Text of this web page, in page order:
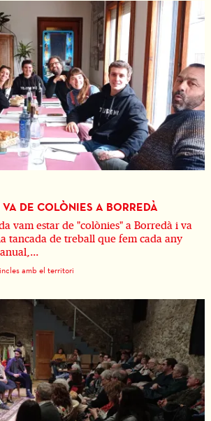
DE COLÒNIES A BORREDÀ
vam estar de "colònies" a Borredà i va
tancada de treball que fem cada any
amb el territori